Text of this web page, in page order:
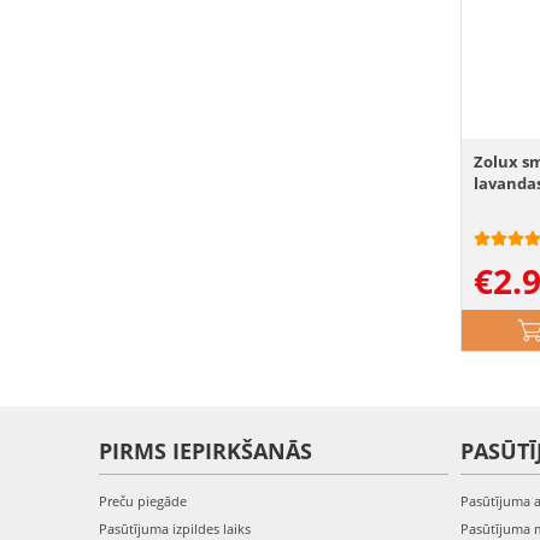
Zolux
€
PIRMS IEPIRKŠANĀS
Preču piegāde
Pasūtījuma izpildes laiks
Pasūtījuma
Pasūtījuma